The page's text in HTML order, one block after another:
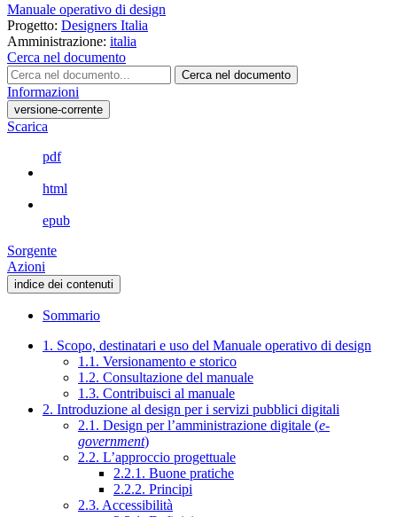
Manuale operativo di design
Progetto: Designers Italia
Amministrazione: italia
Cerca nel documento
Cerca nel documento
Informazioni
versione-corrente
Scarica
pdf
html
epub
Sorgente
Azioni
indice dei contenuti
Sommario
1. Scopo, destinatari e uso del Manuale operativo di design
1.1. Versionamento e storico
1.2. Consultazione del manuale
1.3. Contribuisci al manuale
2. Introduzione al design per i servizi pubblici digitali
2.1. Design per l’amministrazione digitale (e-
government)
2.2. L’approccio progettuale
2.2.1. Buone pratiche
2.2.2. Principi
2.3. Accessibilità